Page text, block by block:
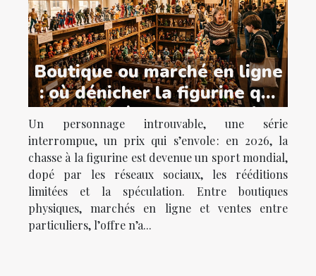
Boutique ou marché en ligne
: où dénicher la figurine qui
manquait à votre collection
?
Un personnage introuvable, une série
interrompue, un prix qui s’envole : en 2026, la
chasse à la figurine est devenue un sport mondial,
dopé par les réseaux sociaux, les rééditions
limitées et la spéculation. Entre boutiques
physiques, marchés en ligne et ventes entre
particuliers, l’offre n’a...